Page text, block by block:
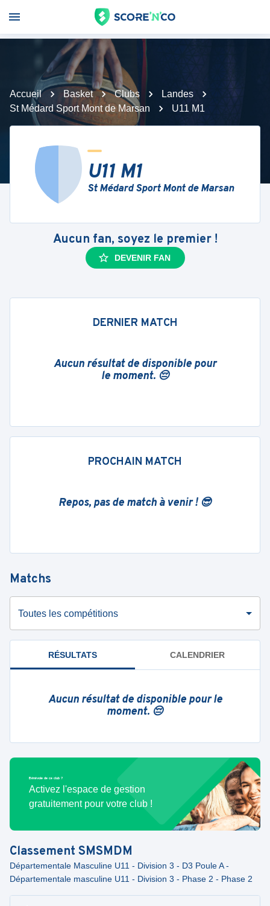
Accueil Basket Clubs
Landes
St Médard Sport Mont de Marsan
U11 M1
U11 M1
St Médard Sport Mont de Marsan
Aucun fan, soyez le premier !
DEVENIR FAN
DERNIER MATCH
Aucun résultat de disponible pour
le moment. 😔
PROCHAIN MATCH
Repos, pas de match à venir ! 😎
Matchs
Toutes les compétitions
RÉSULTATS CALENDRIER
Aucun résultat de disponible pour le
moment. 😔
Bénévole de ce club ?
Activez l'espace de gestion
gratuitement pour votre club !
Classement SMSMDM
Départementale Masculine U11 - Division 3 - D3 Poule A -
Départementale masculine U11 - Division 3 - Phase 2 - Phase 2